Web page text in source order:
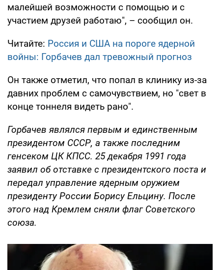
малейшей возможности с помощью и с
участием друзей работаю", – сообщил он.
Читайте: Россия и США на пороге ядерной
войны: Горбачев дал тревожный прогноз
Он также отметил, что попал в клинику из-за
давних проблем с самочувствием, но "свет в
конце тоннеля видеть рано".
Горбачев являлся первым и единственным
президентом СССР, а также последним
генсеком ЦК КПСС. 25 декабря 1991 года
заявил об отставке с президентского поста и
передал управление ядерным оружием
президенту России Борису Ельцину. После
этого над Кремлем сняли флаг Советского
союза.